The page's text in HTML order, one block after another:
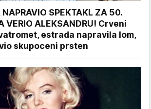
SPEKTAKL ZA 50.
VERIO ALEKSANDRU! Crveni
estrada napravila lom,
skupoceni prsten